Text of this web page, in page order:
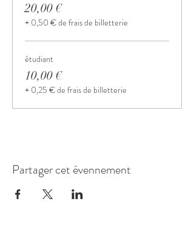
20,00 €
+ 0,50 € de frais de billetterie
étudiant
10,00 €
+ 0,25 € de frais de billetterie
Partager cet évennement